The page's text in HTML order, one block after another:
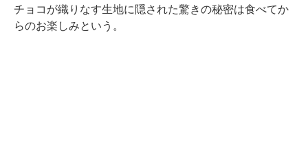
チョコが織りなす生地に隠された驚きの秘密は食べてか
らのお楽しみという。